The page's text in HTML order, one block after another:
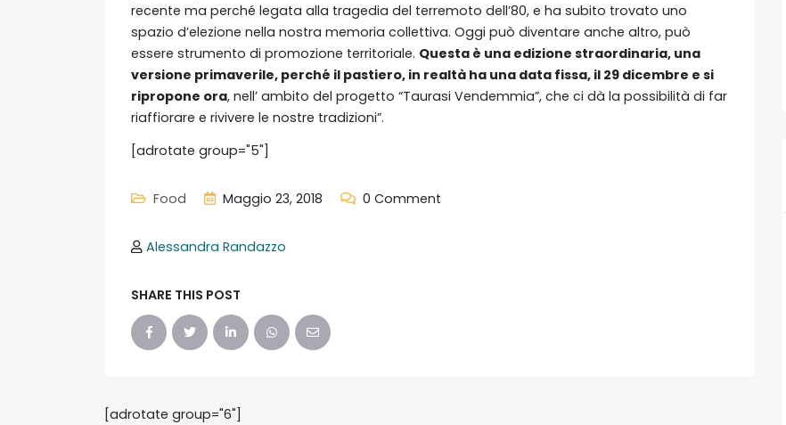
recente ma perché legata alla tragedia del terremoto dell’80, e ha subito trovato uno
spazio d’elezione nella nostra memoria collettiva. Oggi può diventare anche altro, può
essere strumento di promozione territoriale. Questa è una edizione straordinaria, una
versione primaverile, perché il pastiero, in realtà ha una data fissa, il 29 dicembre e si
ripropone ora, nell’ ambito del progetto “Taurasi Vendemmia”, che ci dà la possibilità di far
riaffiorare e rivivere le nostre tradizioni”.
[adrotate group="5"]
Food Maggio 23, 2018 0 Comment
Alessandra Randazzo
SHARE THIS POST
[adrotate group="6"]